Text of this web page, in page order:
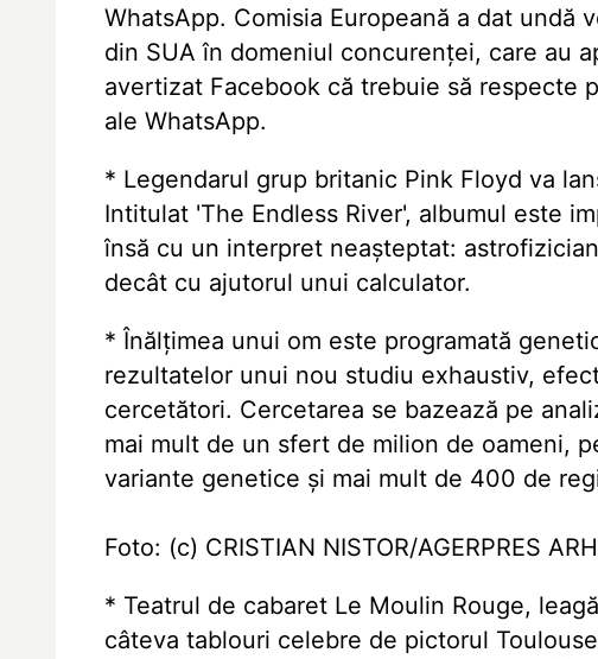
WhatsApp. Comisia Europeană a dat undă
din SUA în domeniul concurenței, care au
avertizat Facebook că trebuie să respecte
ale WhatsApp.
* Legendarul grup britanic Pink Floyd va
Intitulat 'The Endless River', albumul este
însă cu un interpret neașteptat:
decât cu ajutorul unui calculator.
* Înălțimea unui om este programată
rezultatelor unui nou studiu exhaustiv,
cercetători. Cercetarea se bazează pe
mai mult de un sfert de milion de oameni,
variante genetice și mai mult de 400 de
Foto: (c) CRISTIAN NISTOR/AGERPRES
* Teatrul de cabaret Le Moulin Rouge,
câteva tablouri celebre de pictorul